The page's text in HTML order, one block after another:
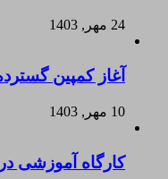
24 مهر, 1403
آغاز کمپین
10 مهر, 1403
کارگاه آموزشی